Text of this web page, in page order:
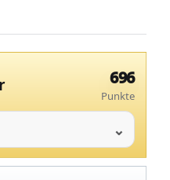
696
Punkte